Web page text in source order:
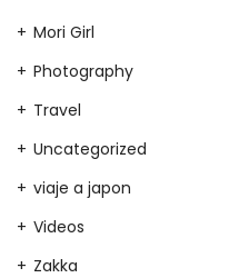
Mori Girl
Photography
Travel
Uncategorized
viaje a japon
Videos
Zakka